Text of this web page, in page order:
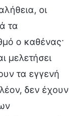
οι
τα
ο καθένας·
μελετήσει
τα εγγενή
δεν έχουν